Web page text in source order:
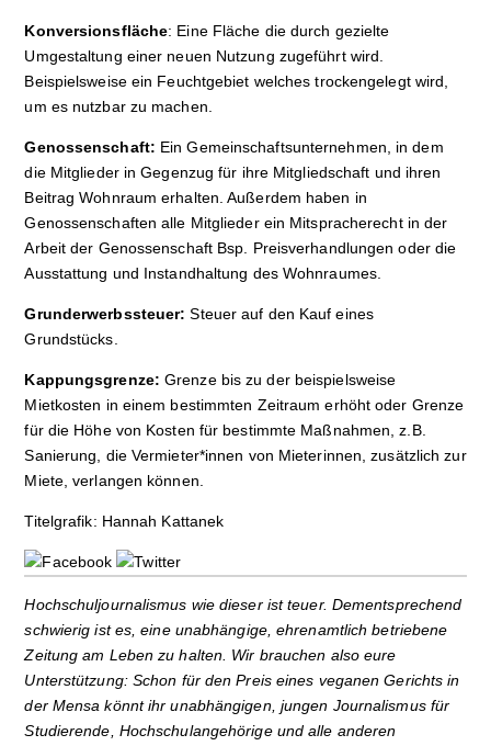
Konversionsfläche: Eine Fläche die durch gezielte
Umgestaltung einer neuen Nutzung zugeführt wird.
Beispielsweise ein Feuchtgebiet welches trockengelegt wird,
um es nutzbar zu machen.
Genossenschaft: Ein Gemeinschaftsunternehmen, in dem
die Mitglieder in Gegenzug für ihre Mitgliedschaft und ihren
Beitrag Wohnraum erhalten. Außerdem haben in
Genossenschaften alle Mitglieder ein Mitspracherecht in der
Arbeit der Genossenschaft Bsp. Preisverhandlungen oder die
Ausstattung und Instandhaltung des Wohnraumes.
Grunderwerbssteuer:Steuer auf den Kauf eines
Grundstücks.
Kappungsgrenze: Grenze bis zu der beispielsweise
Mietkosten in einem bestimmten Zeitraum erhöht oder Grenze
für die Höhe von Kosten für bestimmte Maßnahmen, z.B.
Sanierung, die Vermieter*innen von Mieterinnen, zusätzlich zur
Miete, verlangen können.
Titelgrafik: Hannah Kattanek
Hochschuljournalismus wie dieser ist teuer. Dementsprechend
schwierig ist es, eine unabhängige, ehrenamtlich betriebene
Zeitung am Leben zu halten. Wir brauchen also eure
Unterstützung: Schon für den Preis eines veganen Gerichts in
der Mensa könnt ihr unabhängigen, jungen Journalismus für
Studierende, Hochschulangehörige und alle anderen